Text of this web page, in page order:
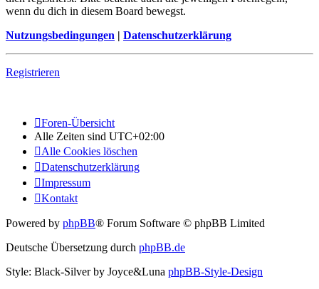
wenn du dich in diesem Board bewegst.
Nutzungsbedingungen | Datenschutzerklärung
Registrieren
Foren-Übersicht
Alle Zeiten sind UTC+02:00
Alle Cookies löschen
Datenschutzerklärung
Impressum
Kontakt
Powered by phpBB® Forum Software © phpBB Limited
Deutsche Übersetzung durch phpBB.de
Style: Black-Silver by Joyce&Luna phpBB-Style-Design